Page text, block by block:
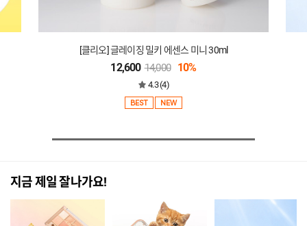
[클리오] 글레이징 밀키 에센스 미니 30ml
12,600 14,000 10%
4.3 (4)
BEST NEW
지금 제일 잘나가요!